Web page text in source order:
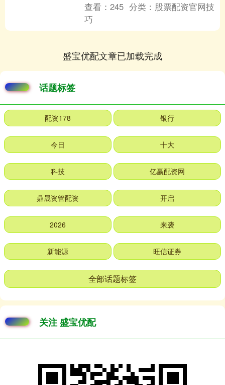
查看：245 分类： 股票配资官网技
巧
盛宝优配文章已加载完成
话题标签
配资178 银行
今日 十大
科技 亿赢配资网
鼎晟资管配资 开启
2026 来袭
新能源 旺信证券
全部话题标签
关注 盛宝优配